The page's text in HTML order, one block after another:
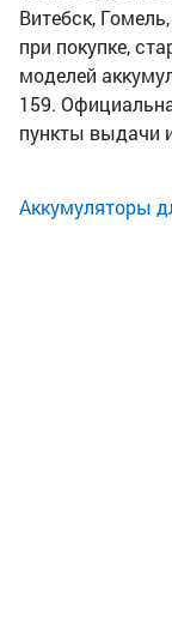
Витебск,
при покупке,
моделей
159.
пункты выдачи
Аккумуляторы